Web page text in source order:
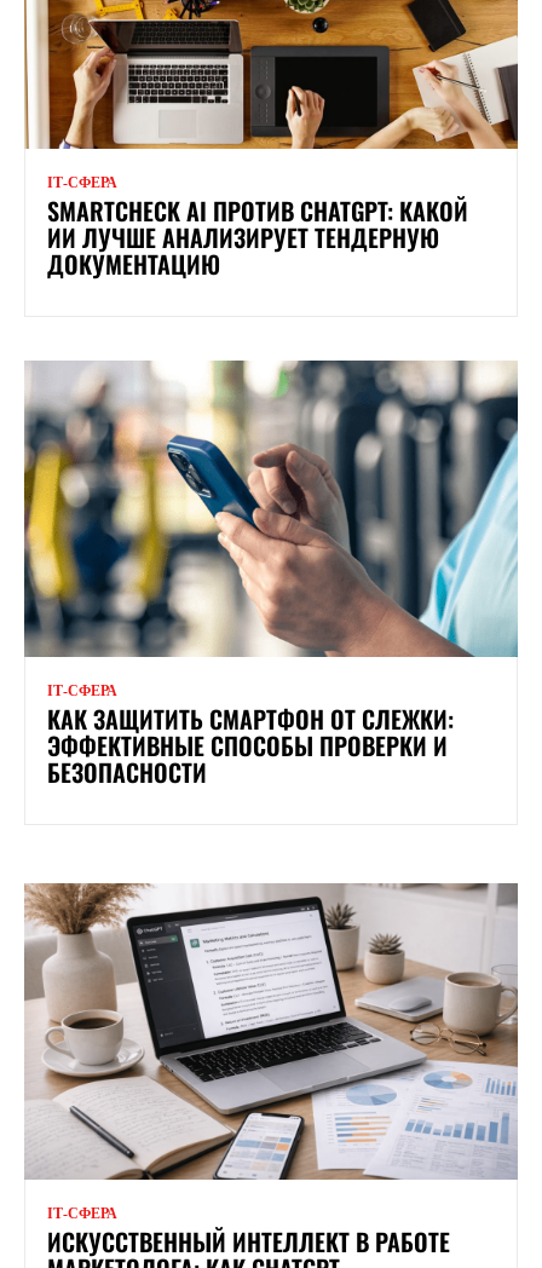
ІТ-СФЕРА
SMARTCHECK AI ПРОТИВ CHATGPT: КАКОЙ
ИИ ЛУЧШЕ АНАЛИЗИРУЕТ ТЕНДЕРНУЮ
ДОКУМЕНТАЦИЮ
ІТ-СФЕРА
КАК ЗАЩИТИТЬ СМАРТФОН ОТ СЛЕЖКИ:
ЭФФЕКТИВНЫЕ СПОСОБЫ ПРОВЕРКИ И
БЕЗОПАСНОСТИ
ІТ-СФЕРА
ИСКУССТВЕННЫЙ ИНТЕЛЛЕКТ В РАБОТЕ